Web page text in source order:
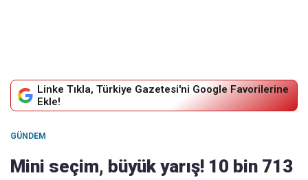
Linke Tıkla, Türkiye Gazetesi'ni Google Favorilerine
Ekle!
GÜNDEM
Mini seçim, büyük yarış! 10 bin 713